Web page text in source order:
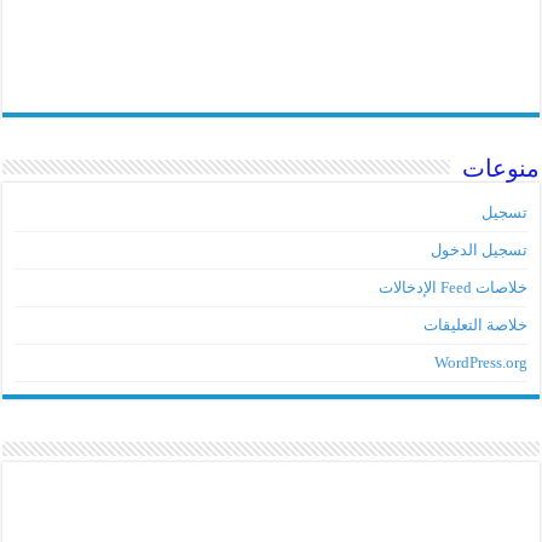
منوعات
تسجيل
تسجيل الدخول
خلاصات Feed الإدخالات
خلاصة التعليقات
WordPress.org